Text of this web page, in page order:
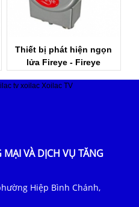
Thiết bị phát hiện ngọn
lửa Fireye - Fireye
tv xoilac Xoilac TV
VÀ DỊCH VỤ TĂNG
Hiệp Bình Chánh,